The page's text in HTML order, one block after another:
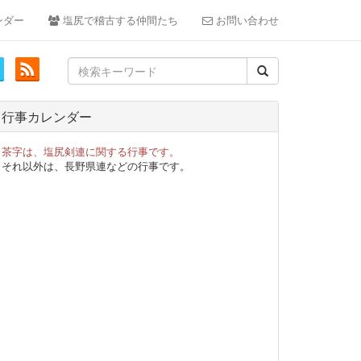
ー 塩尻で稽古する仲間たち お問い合わせ
Search
for:
行事カレンダー
茶字は、塩尻剣連に関する行事です。
それ以外は、長野県連などの行事です。